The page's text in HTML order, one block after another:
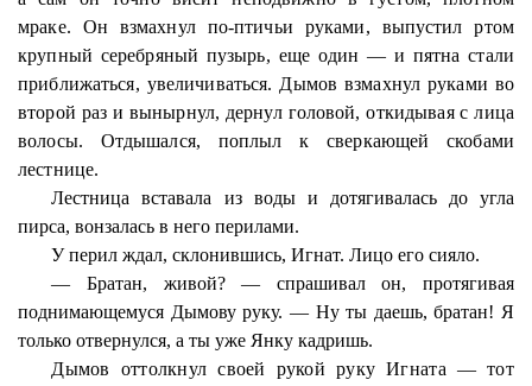
мраке. Он взмахнул по-птичьи руками, выпустил ртом
крупный серебряный пузырь, еще один — и пятна стали
приближаться, увеличиваться. Дымов взмахнул руками во
второй раз и вынырнул, дернул головой, откидывая с лица
волосы. Отдышался, поплыл к сверкающей скобами
лестнице.
Лестница вставала из воды и дотягивалась до угла
пирса, вонзалась в него перилами.
У перил ждал, склонившись, Игнат. Лицо его сияло.
— Братан, живой? — спрашивал он, протягивая
поднимающемуся Дымову руку. — Ну ты даешь, братан! Я
только отвернулся, а ты уже Янку кадришь.
Дымов оттолкнул своей рукой руку Игната — тот